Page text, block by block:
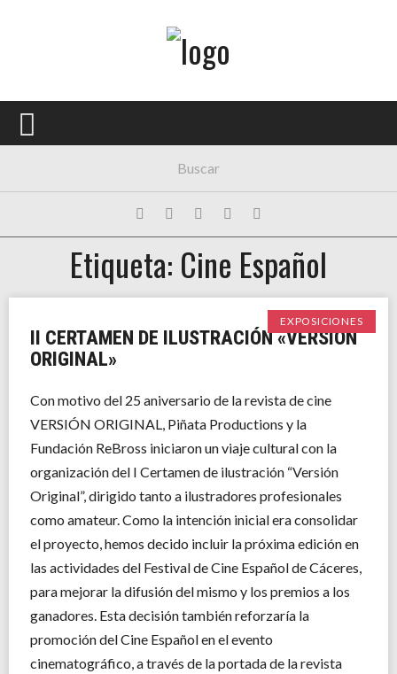
PORTADA
FESTIVALES
EXPOSICIONES
HISTORIAS
Etiqueta: Cine Español
EXPOSICIONES
II CERTAMEN DE ILUSTRACIÓN «VERSIÓN
ORIGINAL»
Con motivo del 25 aniversario de la revista de cine
VERSIÓN ORIGINAL, Piñata Productions y la
Fundación ReBross iniciaron un viaje cultural con la
organización del I Certamen de ilustración “Versión
Original”, dirigido tanto a ilustradores profesionales
como amateur. Como la intención inicial era consolidar
el proyecto, hemos decido incluir la próxima edición en
las actividades del Festival de Cine Español de Cáceres,
para mejorar la difusión del mismo y los premios a los
ganadores. Esta decisión también reforzaría la
promoción del Cine Español en el evento
cinematográfico, a través de la portada de la revista